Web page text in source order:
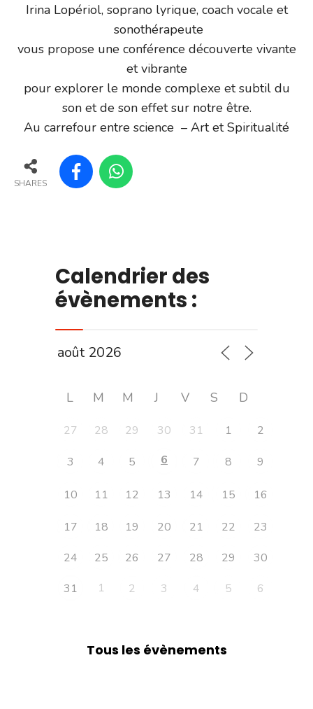
Irina Lopériol, soprano lyrique, coach vocale et
sonothérapeute
vous propose une conférence découverte vivante
et vibrante
pour explorer le monde complexe et subtil du
son et de son effet sur notre être.
Au carrefour entre science – Art et Spiritualité
SHARES
Calendrier des
évènements :
L M M J V S D
27 28 29 30 31 1 2
3 4 5 6 7 8 9
10 11 12 13 14 15 16
17 18 19 20 21 22
23
24
25 26 27 28 29
30
31
1 2 3 4 5 6
Tous les évènements